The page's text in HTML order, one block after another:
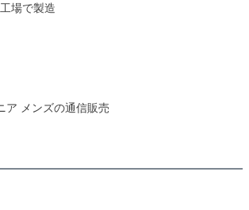
場で製造
ア メンズの通信販売